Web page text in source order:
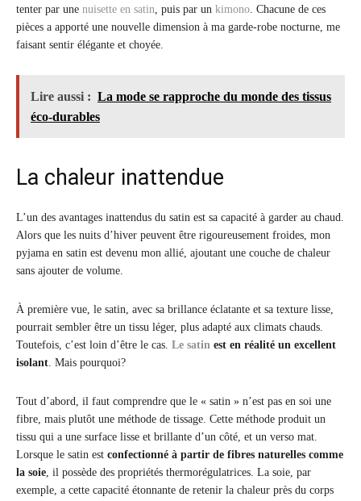
tenter par une nuisette en satin, puis par un kimono. Chacune de ces
pièces a apporté une nouvelle dimension à ma garde-robe nocturne, me
faisant sentir élégante et choyée.
Lire aussi : La mode se rapproche du monde des tissus
éco-durables
La chaleur inattendue
L’un des avantages inattendus du satin est sa capacité à garder au chaud.
Alors que les nuits d’hiver peuvent être rigoureusement froides, mon
pyjama en satin est devenu mon allié, ajoutant une couche de chaleur
sans ajouter de volume.
À première vue, le satin, avec sa brillance éclatante et sa texture lisse,
pourrait sembler être un tissu léger, plus adapté aux climats chauds.
Toutefois, c’est loin d’être le cas. Le satin est en réalité un excellent
isolant. Mais pourquoi?
Tout d’abord, il faut comprendre que le « satin » n’est pas en soi une
fibre, mais plutôt une méthode de tissage. Cette méthode produit un
tissu qui a une surface lisse et brillante d’un côté, et un verso mat.
Lorsque le satin est confectionné à partir de fibres naturelles comme
la soie, il possède des propriétés thermorégulatrices. La soie, par
exemple, a cette capacité étonnante de retenir la chaleur près du corps